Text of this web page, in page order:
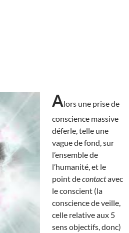
Alors une prise de
conscience massive
déferle, telle une
vague de fond, sur
l’ensemble de
l’humanité, et le
point decontactavec
le conscient (la
conscience de veille,
celle relative aux 5
sens objectifs, donc)